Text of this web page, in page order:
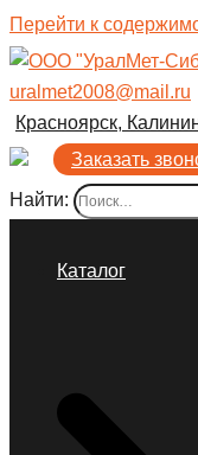
Перейти к
uralmet2008@mail.ru
Красноярск,
Заказать
Найти:
Каталог